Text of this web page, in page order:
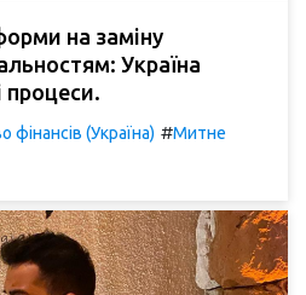
на заміну
Україна
процеси.
фінансів (Україна) #Митне